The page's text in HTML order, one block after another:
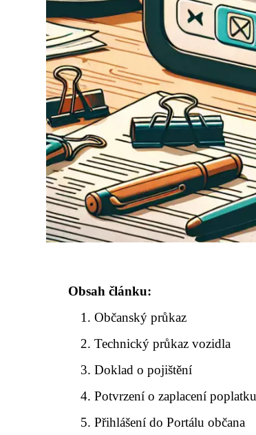
Obsah článku:
Občanský průkaz
Technický průkaz vozidla
Doklad o pojištění
Potvrzení o zaplacení poplatku
Přihlášení do Portálu občana